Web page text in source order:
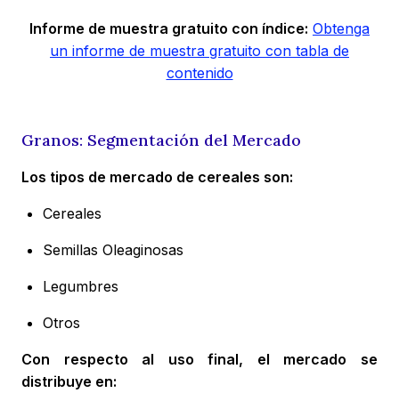
Informe de muestra gratuito con índice: Obtenga
un informe de muestra gratuito con tabla de
contenido
Granos: Segmentación del Mercado
Los tipos de mercado de cereales son:
Cereales
Semillas Oleaginosas
Legumbres
Otros
Con respecto al uso final, el mercado se
distribuye en: